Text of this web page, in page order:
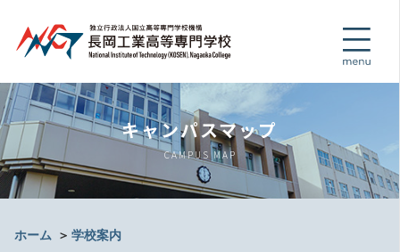
キャンパスマップ
CAMPUS MAP
ホーム ＞ 学校案内